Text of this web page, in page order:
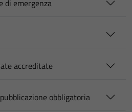
di emergenza
accreditate
obbligatoria